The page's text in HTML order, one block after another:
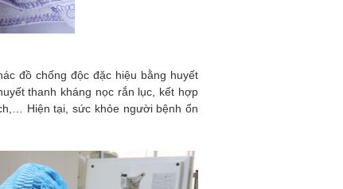
đồ chống độc đặc hiệu bằng huyết
thanh kháng nọc rắn lục, kết hợp
Hiện tại, sức khỏe người bệnh ổn